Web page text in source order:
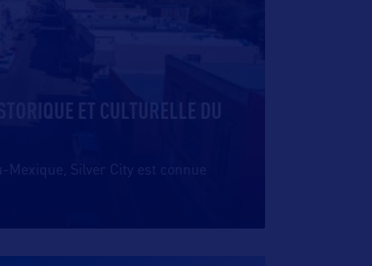
ET CULTURELLE DU
Mexique, Silver City est connue